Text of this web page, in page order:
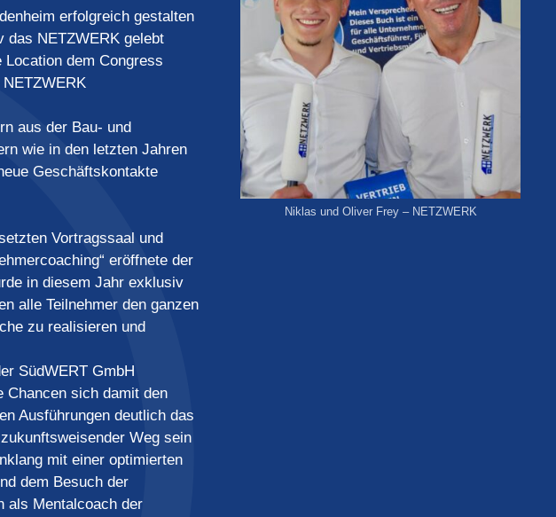
erfolgreich gestalten
das NETZWERK gelebt
dem Congress
aus der Bau- und
wie in den letzten Jahren
Geschäftskontakte
Vortragssaal und
eröffnete der
in diesem Jahr exklusiv
alle Teilnehmer den ganzen
zu realisieren und
SüdWERT GmbH
Chancen sich damit den
Ausführungen deutlich das
Weg sein
mit einer optimierten
dem Besuch der
als Mentalcoach der
Niklas und Oliver Frey – NETZWERK